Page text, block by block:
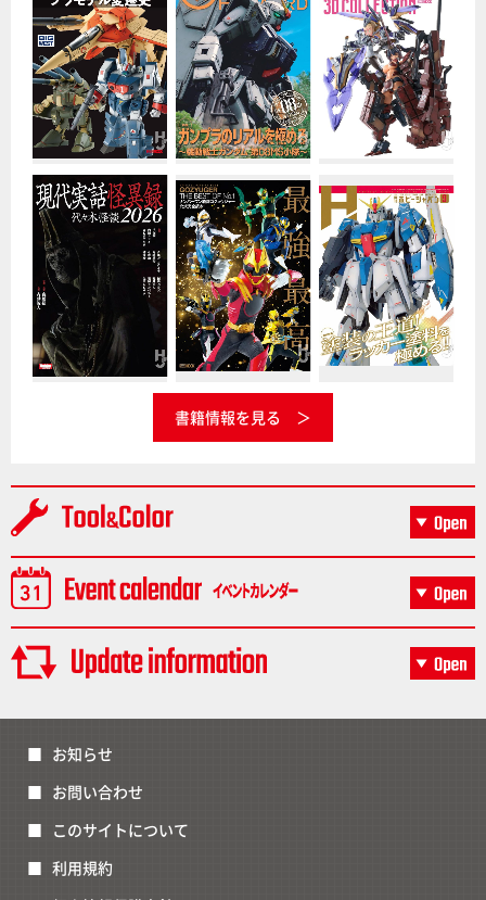
書籍情報を見る
お知らせ
お問い合わせ
このサイトについて
利用規約